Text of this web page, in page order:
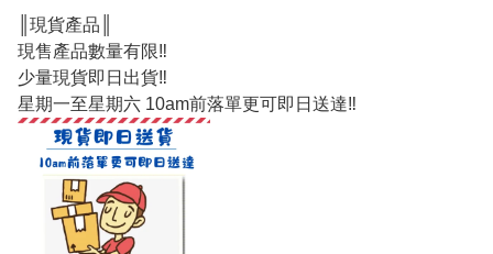
║現貨產品║
現售產品數量有限‼️
少量現貨即日出貨‼️
星期一至星期六 10am前落單更可即日送達‼️